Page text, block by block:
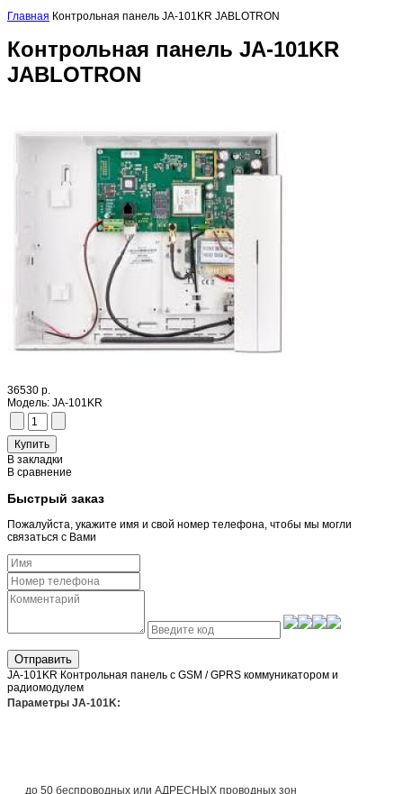
Главная Контрольная панель JA-101KR JABLOTRON
Контрольная панель JA-101KR
JABLOTRON
36530 р.
Модель: JA-101KR
В закладки
В сравнение
Быстрый заказ
Пожалуйста, укажите имя и свой номер телефона, чтобы мы могли
связаться с Вами
Отправить
JA-101KR Контрольная панель с GSM / GPRS коммуникатором и
радиомодулем
Параметры JA-101K:
до 50 беспроводных или АДРЕСНЫХ проводных зон